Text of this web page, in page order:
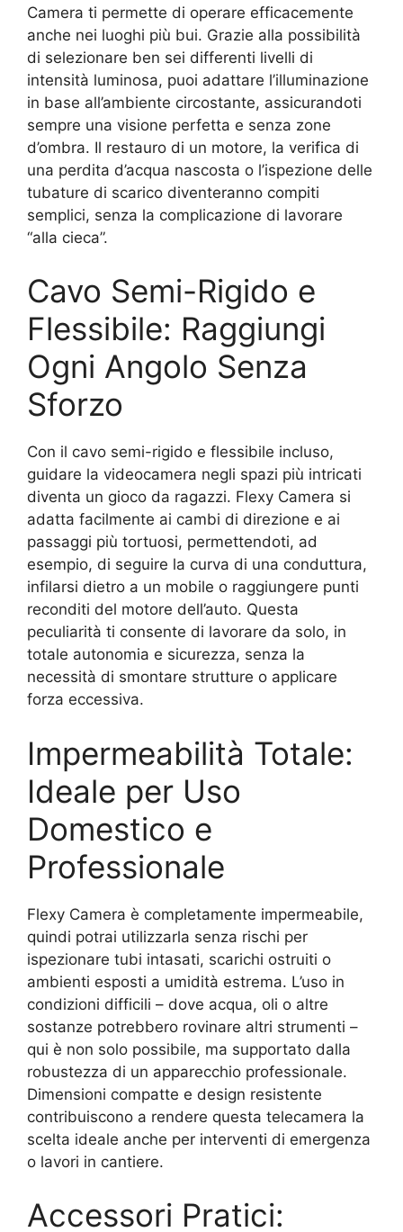
Camera ti permette di operare efficacemente
anche nei luoghi più bui. Grazie alla possibilità
di selezionare ben sei differenti livelli di
intensità luminosa, puoi adattare l’illuminazione
in base all’ambiente circostante, assicurandoti
sempre una visione perfetta e senza zone
d’ombra. Il restauro di un motore, la verifica di
una perdita d’acqua nascosta o l’ispezione delle
tubature di scarico diventeranno compiti
semplici, senza la complicazione di lavorare
“alla cieca”.
Cavo Semi-Rigido e
Flessibile: Raggiungi
Ogni Angolo Senza
Sforzo
Con il cavo semi-rigido e flessibile incluso,
guidare la videocamera negli spazi più intricati
diventa un gioco da ragazzi. Flexy Camera si
adatta facilmente ai cambi di direzione e ai
passaggi più tortuosi, permettendoti, ad
esempio, di seguire la curva di una conduttura,
infilarsi dietro a un mobile o raggiungere punti
reconditi del motore dell’auto. Questa
peculiarità ti consente di lavorare da solo, in
totale autonomia e sicurezza, senza la
necessità di smontare strutture o applicare
forza eccessiva.
Impermeabilità Totale:
Ideale per Uso
Domestico e
Professionale
Flexy Camera è completamente impermeabile,
quindi potrai utilizzarla senza rischi per
ispezionare tubi intasati, scarichi ostruiti o
ambienti esposti a umidità estrema. L’uso in
condizioni difficili – dove acqua, oli o altre
sostanze potrebbero rovinare altri strumenti –
qui è non solo possibile, ma supportato dalla
robustezza di un apparecchio professionale.
Dimensioni compatte e design resistente
contribuiscono a rendere questa telecamera la
scelta ideale anche per interventi di emergenza
o lavori in cantiere.
Accessori Pratici: